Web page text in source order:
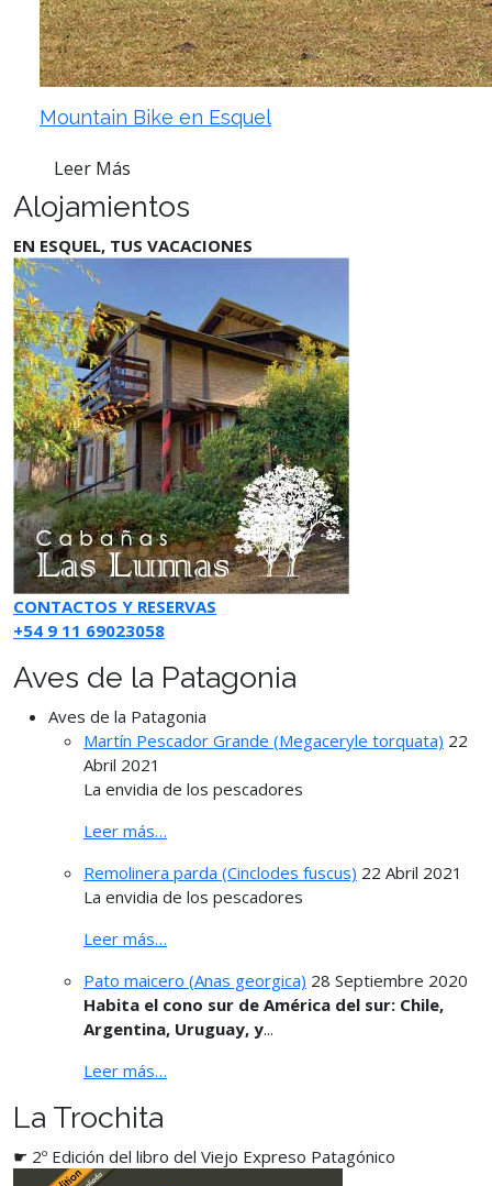
Mountain Bike en Esquel
Leer Más
Alojamientos
EN ESQUEL, TUS VACACIONES
CONTACTOS Y RESERVAS
+54 9 11 69023058
Aves de la Patagonia
Aves de la Patagonia
Martín Pescador Grande (Megaceryle torquata) 22
Abril 2021
La envidia de los pescadores
Leer más…
Remolinera parda (Cinclodes fuscus) 22 Abril 2021
La envidia de los pescadores
Leer más…
Pato maicero (Anas georgica) 28 Septiembre 2020
Habita el cono sur de América del sur: Chile,
Argentina, Uruguay, y...
Leer más…
La Trochita
☛ 2º Edición del libro del Viejo Expreso Patagónico